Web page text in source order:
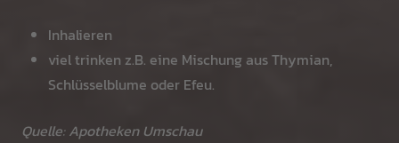
Inhalieren
viel trinken z.B. eine Mischung aus Thymian,
Schlüsselblume oder Efeu.
Quelle: Apotheken Umschau